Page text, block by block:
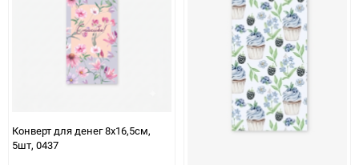
Конверт для денег 8х16,5см,
5шт, 0437